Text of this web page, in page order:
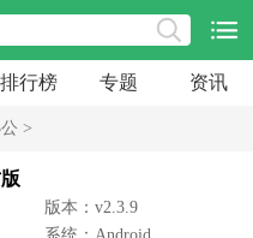
排行榜 专题 资讯
>
版本：v2.3.9